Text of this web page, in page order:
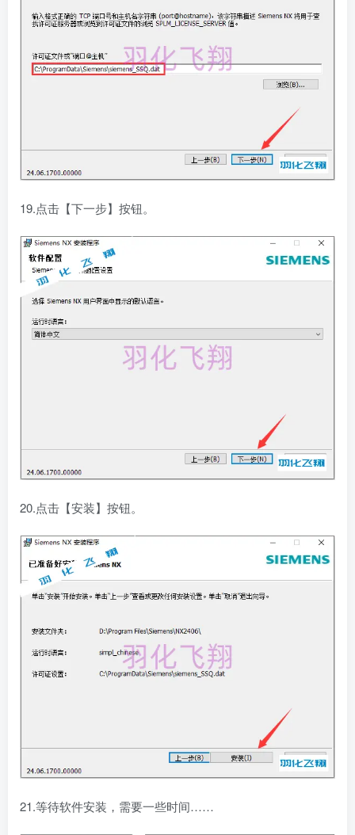
19.点击【下一步】按钮。
20.点击【安装】按钮。
21.等待软件安装，需要一些时间……